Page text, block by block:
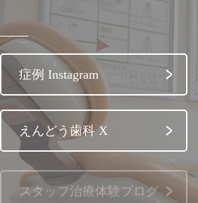
症例 Instagram
えんどう歯科 X
スタッフ治療体験ブログ